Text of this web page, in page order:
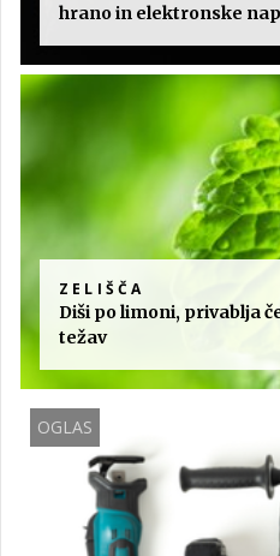
hrano in elektronske
ZELIŠČA
Diši po limoni, privablja
težav
OGLAS